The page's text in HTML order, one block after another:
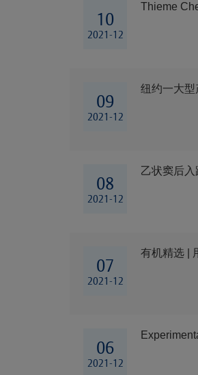
10
2021-12
Thieme
09
2021-12
纽约一大型
08
2021-12
乙状窦后
07
2021-12
有机精选 |
06
2021-12